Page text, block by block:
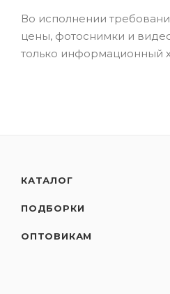
Во исполнении
цены, фотоснимки и
только информационный
КАТАЛОГ
ПОДБОРКИ
ОПТОВИКАМ